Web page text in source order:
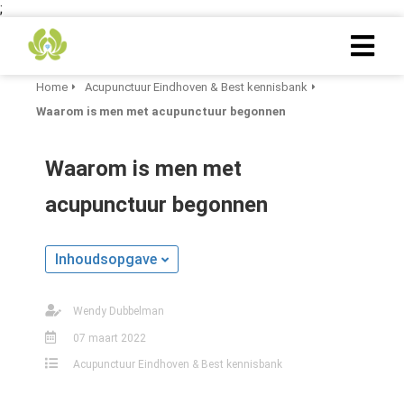
;
Home
Acupunctuur Eindhoven & Best kennisbank
Waarom is men met acupunctuur begonnen
Waarom is men met
acupunctuur begonnen
Inhoudsopgave
Wendy Dubbelman
07 maart 2022
Acupunctuur Eindhoven & Best kennisbank